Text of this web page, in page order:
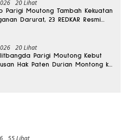
20 Lihat
Parigi Moutong Tambah Kekuatan
Darurat, 23 REDKAR Resmi
20 Lihat
Parigi Moutong Kebut
Hak Paten Durian Montong ke
55 Lihat